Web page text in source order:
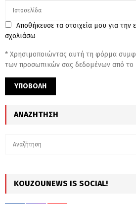
Αποθήκευσε τα στοιχεία μου για
σχολιάσω
* Χρησιμοποιώντας αυτή τη φόρμα
των προσωπικών σας δεδομένων από
ΑΝΑΖΉΤΗΣΗ
h
f
KOUZOUNEWS IS SOCIAL!